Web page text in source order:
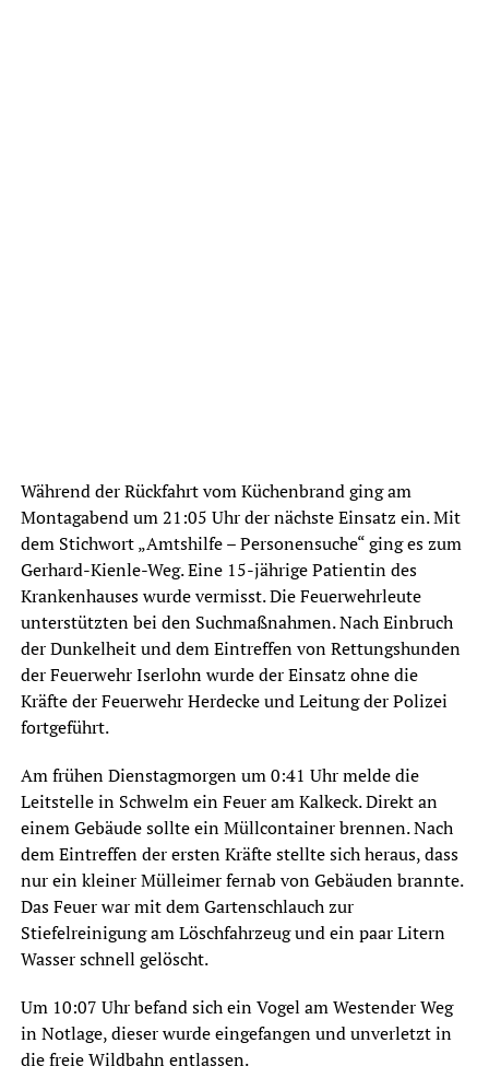
Während der Rückfahrt vom Küchenbrand ging am
Montagabend um 21:05 Uhr der nächste Einsatz ein. Mit
dem Stichwort „Amtshilfe – Personensuche“ ging es zum
Gerhard-Kienle-Weg. Eine 15-jährige Patientin des
Krankenhauses wurde vermisst. Die Feuerwehrleute
unterstützten bei den Suchmaßnahmen. Nach Einbruch
der Dunkelheit und dem Eintreffen von Rettungshunden
der Feuerwehr Iserlohn wurde der Einsatz ohne die
Kräfte der Feuerwehr Herdecke und Leitung der Polizei
fortgeführt.
Am frühen Dienstagmorgen um 0:41 Uhr melde die
Leitstelle in Schwelm ein Feuer am Kalkeck. Direkt an
einem Gebäude sollte ein Müllcontainer brennen. Nach
dem Eintreffen der ersten Kräfte stellte sich heraus, dass
nur ein kleiner Mülleimer fernab von Gebäuden brannte.
Das Feuer war mit dem Gartenschlauch zur
Stiefelreinigung am Löschfahrzeug und ein paar Litern
Wasser schnell gelöscht.
Um 10:07 Uhr befand sich ein Vogel am Westender Weg
in Notlage, dieser wurde eingefangen und unverletzt in
die freie Wildbahn entlassen.